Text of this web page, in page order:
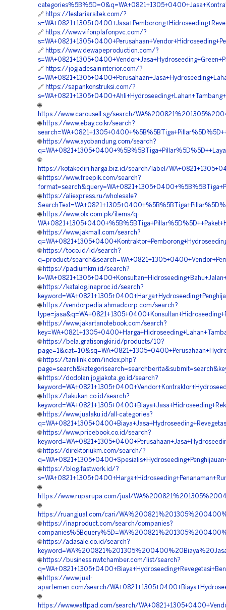
🔗 https://lestariarsitek.com/?
🔗 https://www.vifonplafonpvc.com/?
🔗 https://www.dewapeproduction.com/?
🔗 https://jogjadesaininterior.com/?
🔗 https://sapankonstruksi.com/?
🌐
https://www.carousell.sg/search/
🌐 https://www.ebay.co.kr/search?
🌐 https://www.ayobandung.com/search?
🌐
https://kotakediri.harga.biz.id/search/label/
🌐 https://www.freepik.com/search?
🌐 https://aliexpress.ru/wholesale?
🌐 https://www.olx.com.pk/items/q-
🌐 https://www.jakmall.com/search?
🌐 https://toco.id/id/search?
q=product/
🌐 https://padiumkm.id/search?
🌐 https://katalog.inaproc.id/search?
🌐 https://vendorpedia.ahmadcorp.com/search?
🌐 https://www.jakartanotebook.com/search?
🌐 https://bela.gratisongkir.id/products/10?
🌐 https://tanilink.com/index.php?
🌐 https://dodolan.jogjakota.go.id/search?
🌐 https://lakukan.co.id/search?
🌐 https://www.jualaku.id/all-categories?
🌐 https://www.pricebook.co.id/search?
🌐 https://direktoriukm.com/search/?
🌐 https://blog.fastwork.id/?
🌐
https://www.ruparupa.com/jual/
🌐
https://ruangjual.com/cari/
🌐 https://inaproduct.com/search/companies?
🌐 https://adasale.co.id/search?
🌐 https://business.nwtchamber.com/list/search?
🌐 https://www.jual-
apartemen.com/search/
🌐
https://www.wattpad.com/search/